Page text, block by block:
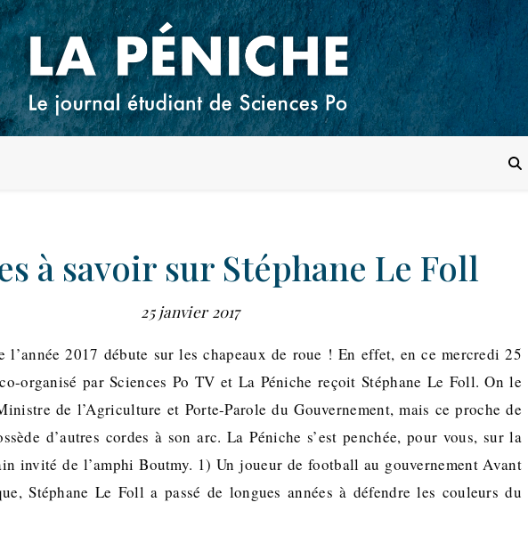
à savoir sur Stéphane Le Foll
25 janvier 2017
l’année 2017 débute sur les chapeaux de roue ! En effet, en ce mercredi 25
organisé par Sciences Po TV et La Péniche reçoit Stéphane Le Foll. On le
de l’Agriculture et Porte-Parole du Gouvernement, mais ce proche de
d’autres cordes à son arc. La Péniche s’est penchée, pour vous, sur la
invité de l’amphi Boutmy. 1) Un joueur de football au gouvernement Avant
Stéphane Le Foll a passé de longues années à défendre les couleurs du